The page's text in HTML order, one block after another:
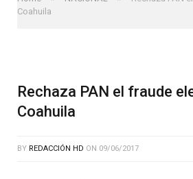
Coahuila
Rechaza PAN el fraude
Coahuila
BY REDACCIÓN HD ON 09/06/2017